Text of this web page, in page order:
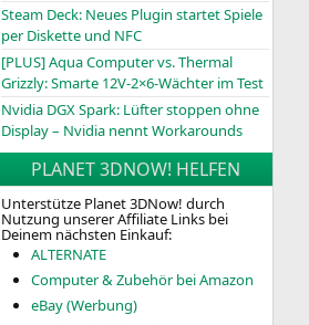
Steam Deck: Neues Plugin startet Spiele
per Diskette und NFC
[PLUS] Aqua Computer vs. Thermal
Grizzly: Smarte 12V-2×6-Wächter im Test
Nvidia DGX Spark: Lüfter stoppen ohne
Display – Nvidia nennt Workarounds
PLANET 3DNOW! HELFEN
Unterstütze Planet 3DNow! durch
Nutzung unserer Affiliate Links bei
Deinem nächsten Einkauf:
ALTERNATE
Computer & Zubehör bei Amazon
eBay (Werbung)